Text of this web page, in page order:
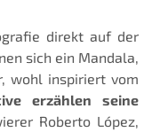
direkt auf der
sich ein Mandala,
wohl inspiriert vom
erzählen seine
Roberto López,